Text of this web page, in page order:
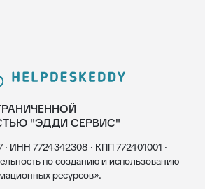
"ЭДДИ СЕРВИС"
ИНН 7724342308 · КПП 772401001 ·
по созданию и использованию
ресурсов».